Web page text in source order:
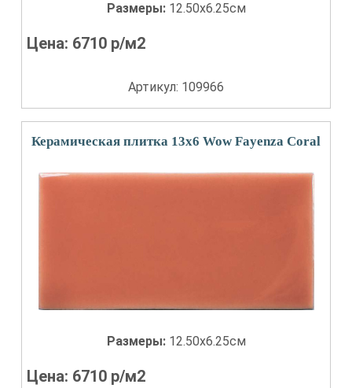
Размеры: 12.50x6.25см
Цена: 6710 р/м2
Артикул: 109966
Керамическая плитка 13x6 Wow Fayenza Coral
Размеры: 12.50x6.25см
Цена: 6710 р/м2